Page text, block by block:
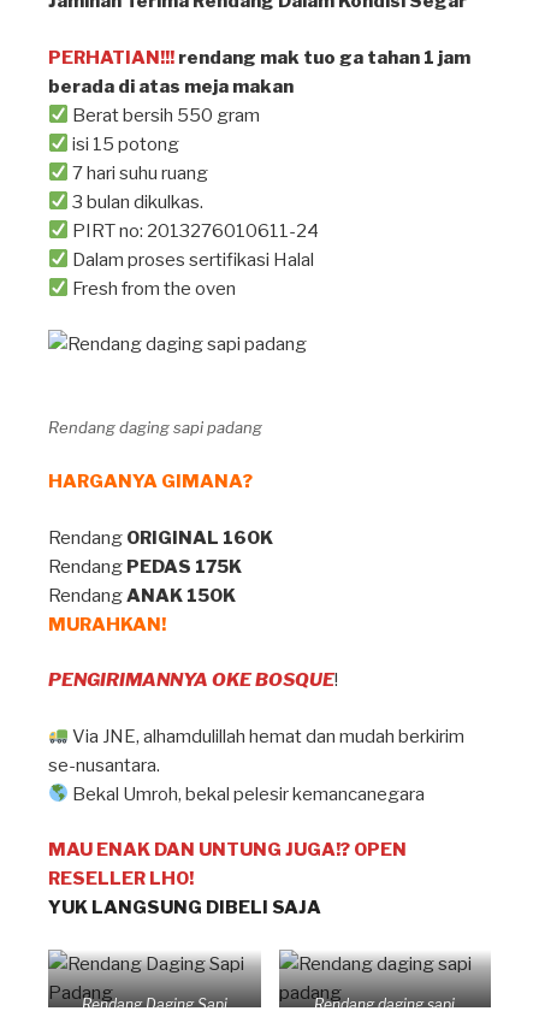
PERHATIAN!!! rendang mak tuo ga tahan 1 jam
berada di atas meja makan ⁣
Berat bersih 550 gram
isi 15 potong
7 hari suhu ruang
3 bulan dikulkas.
PIRT no: 2013276010611-24
Dalam proses sertifikasi Halal
Fresh from the oven
Rendang daging sapi padang
HARGANYA GIMANA?
Rendang ORIGINAL 160K
Rendang PEDAS 175K
RendangANAK 150K
MURAHKAN!
PENGIRIMANNYA OKE BOSQUE!
Via JNE, alhamdulillah hemat dan mudah berkirim
se-nusantara.
Bekal Umroh, bekal pelesir kemancanegara
MAU ENAK DAN UNTUNG JUGA!? OPEN
RESELLER LHO!
YUK LANGSUNG DIBELI SAJA
Rendang Daging Sapi Rendang daging sapi